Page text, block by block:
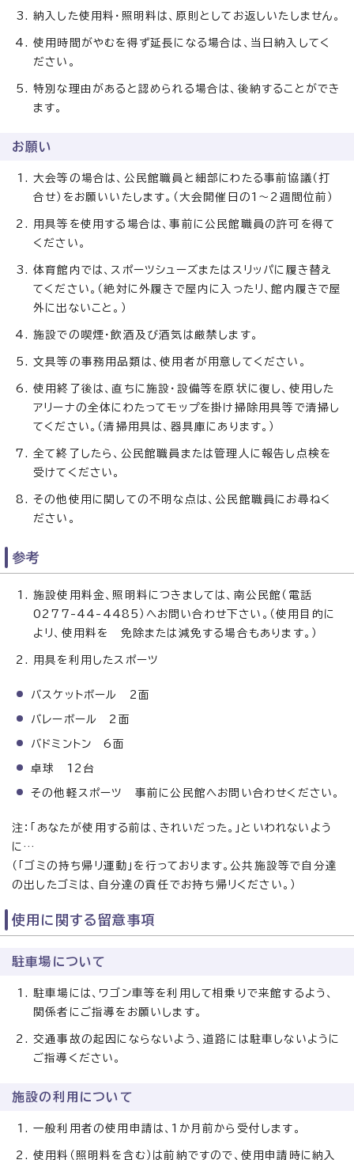
納入した使用料・照明料は、原則としてお返しいたしません。
使用時間がやむを得ず延長になる場合は、当日納入してく
ださい。
特別な理由があると認められる場合は、後納することができ
ます。
お願い
大会等の場合は、公民館職員と細部にわたる事前協議（打
合せ）をお願いいたします。（大会開催日の1～2週間位前）
用具等を使用する場合は、事前に公民館職員の許可を得て
ください。
体育館内では、スポーツシューズまたはスリッパに履き替え
てください。（絶対に外履きで屋内に入ったリ、館内履きで屋
外に出ないこと。）
施設での喫煙・飲酒及び酒気は厳禁します。
文具等の事務用品類は、使用者が用意してください。
使用終了後は、直ちに施設・設備等を原状に復し、使用した
アリーナの全体にわたってモップを掛け掃除用具等で清掃し
てください。（清掃用具は、器具庫にあります。）
全て終了したら、公民館職員または管理人に報告し点検を
受けてください。
その他使用に関しての不明な点は、公民館職員にお尋ねく
ださい。
参考
施設使用料金、照明料につきましては、南公民館（電話
0277-44-4485）へお問い合わせ下さい。（使用目的に
よリ、使用料を 免除または減免する場合もあります。）
用具を利用したスポーツ
バスケットボール 2面
バレーボール 2面
バドミントン 6面
卓球 12台
その他軽スポーツ 事前に公民館へお問い合わせください。
注：「あなたが使用する前は、きれいだった。」といわれないよう
に…
（「ゴミの持ち帰リ運動」を行っております。公共施設等で自分達
の出したゴミは、自分達の貢任でお持ち帰リください。）
使用に関する留意事項
駐車場について
駐車場には、ワゴン車等を利用して相乗りで来館するよう、
関係者にご指導をお願いします。
交通事故の起因にならないよう、道路には駐車しないように
ご指導ください。
施設の利用について
一般利用者の使用申請は、1か月前から受付します。
使用料（照明料を含む）は前納ですので、使用申請時に納入